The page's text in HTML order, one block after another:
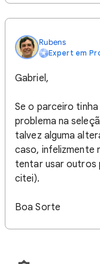
Rubens
Expert em
Gabriel,
Se o parceiro
problema na
talvez alguma
caso, infelizmente
tentar usar outros
citei).
Boa Sorte